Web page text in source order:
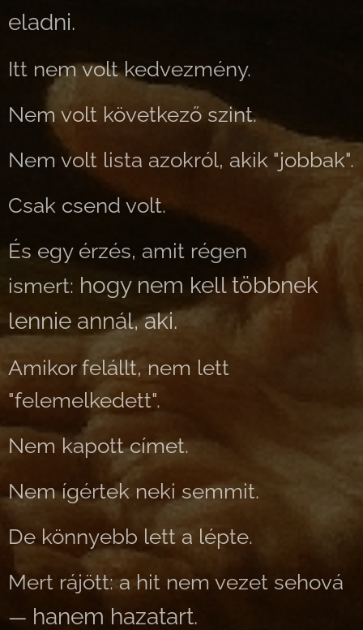
eladni.
Itt nem volt kedvezmény.
Nem volt következő szint.
Nem volt lista azokról, akik "jobbak".
Csak csend volt.
És egy érzés, amit régen
ismert: hogy nem kell többnek
lennie annál, aki.
Amikor felállt, nem lett
"felemelkedett".
Nem kapott címet.
Nem ígértek neki semmit.
De könnyebb lett a lépte.
Mert rájött: a hit nem vezet sehová
— hanem hazatart.